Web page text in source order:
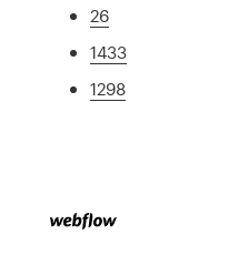
26
1433
1298